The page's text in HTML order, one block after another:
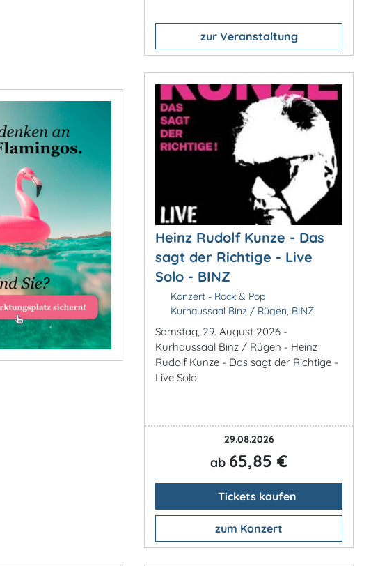
zur Veranstaltung
Heinz Rudolf Kunze - Das
sagt der Richtige - Live
Solo - BINZ
Konzert - Rock & Pop
Kurhaussaal Binz / Rügen, BINZ
Samstag, 29. August 2026 -
Kurhaussaal Binz / Rügen - Heinz
Rudolf Kunze - Das sagt der Richtige -
Live Solo
29.08.2026
ab 65,85 €
Tickets kaufen
zum Konzert